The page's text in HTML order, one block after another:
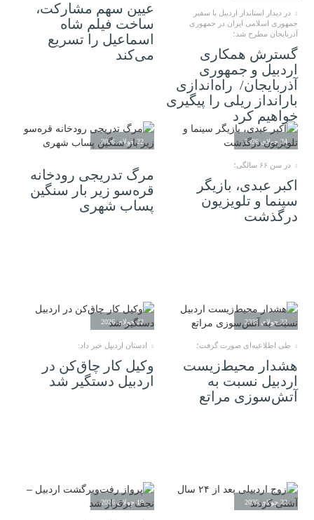
در دیدار استاندار اردبیل با سفیر
جمهوری اسلامی ایران در جمهوری
آذربایجان مطرح شد؛
گسترش همکاری
اردبیل و جمهوری
آذربایجان/ راه‌اندازی
بارانداز ریلی را پیگیری
خواهیم کرد
عیین سهم مشارکت،
ساخت فیلم شاه‌
اسماعیل را تسریع
می‌کند
24 جولای 2026
در سن ۶۶ سالگی؛
اکبر عبدی، بازیگر
سینما و تلویزیون
درگذشت
22 جولای 2026
مرگ تدریجی رودخانه
قره‌سو زیر بار سنگین
پساب شهری
22 جولای 2026
طی اطلاعیه‌ای صورت گرفت؛
هشدار محیط‌زیست
اردبیل نسبت به
آتش‌سوزی مراتع
22 جولای 2026
ادستان اردبیل خبر داد:
وکیل کار چاق‌کن در
اردبیل دستگیر شد
22 جولای 2026 19 جولای 2026